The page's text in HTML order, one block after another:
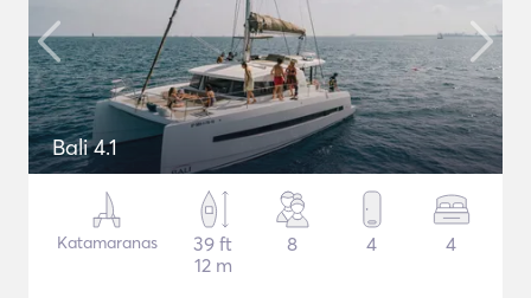
Bali 4.1
Katamaranas
39 ft
12 m
8 4 4